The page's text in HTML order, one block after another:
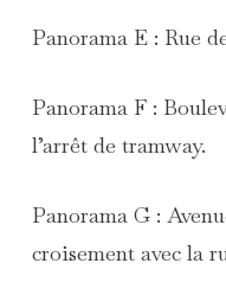
Panorama E : Rue
Panorama F :
l’arrêt de tramway.
Panorama G :
croisement avec la